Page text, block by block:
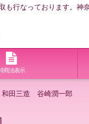
も行なっております。
商法表示
田三造 谷崎潤一郎